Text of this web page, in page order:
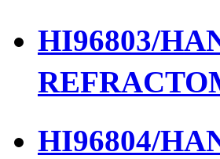
HI96803/
HI96804/